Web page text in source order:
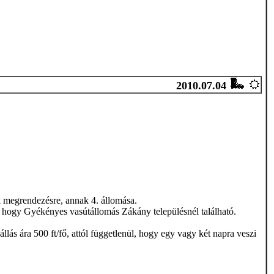
2010.07.04
annak 4. állomása.
Gyékényes vasútállomás Zákány településnél található.
ára 500 ft/fő, attól függetlenül, hogy egy vagy két napra veszi